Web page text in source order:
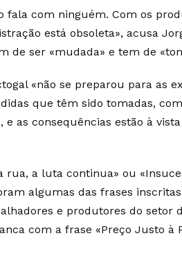
fala com ninguém. Com os
está obsoleta», acusa
de ser «mudada» e tem de
«não se preparou para as
que têm sido tomadas,
as consequências estão à
rua, a luta continua» ou
algumas das frases
e produtores do setor
com a frase «Preço Justo à